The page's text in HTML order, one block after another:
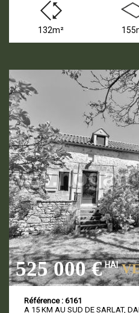
132m²
525 000 € HAI
Référence : 6161
A 15 KM AU SUD DE SARLAT,